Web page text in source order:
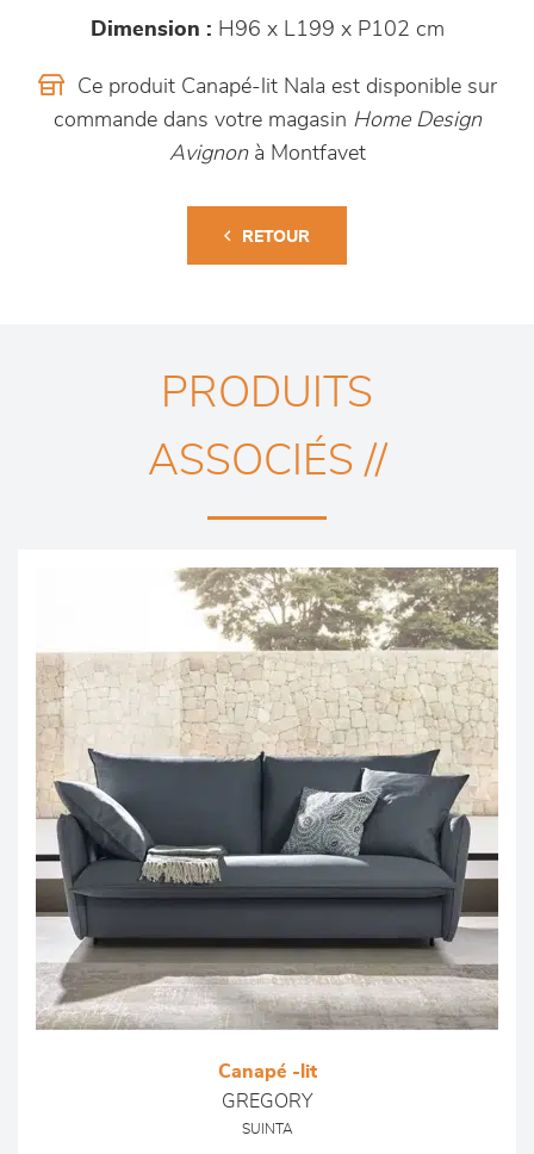
Dimension : H96 x L199 x P102 cm
Ce produit Canapé-lit Nala est disponible sur
commande dans votre magasin Home Design
Avignonà Montfavet
RETOUR
PRODUITS
ASSOCIÉS //
Canapé -lit
GREGORY
SUINTA